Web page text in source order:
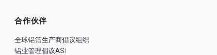
合作伙伴
全球铝箔生产商倡议组织
铝业管理倡议ASI